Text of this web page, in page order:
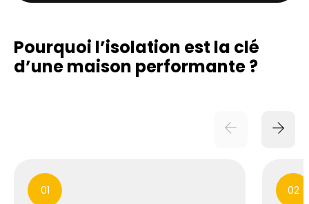
Pourquoi l’isolation est la clé
d’unemaison performante ?
01 02